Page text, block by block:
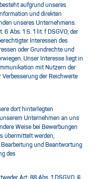
aufgrund unseres
und direkten
unseres Unternehmens.
Abs. 1 S. 1 lit. f DSGVO, der
Interessen des
oder Grundrechte und
Unser Interesse liegt in
mit Nutzern der
der Reichweite
dort hinterlegten
Unternehmen an uns
Weise bei Bewerbungen
übermittelt werden,
und Beantwortung
des